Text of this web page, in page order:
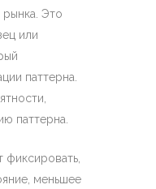
рынка. Это
или
паттерна.
паттерна.
меньшее